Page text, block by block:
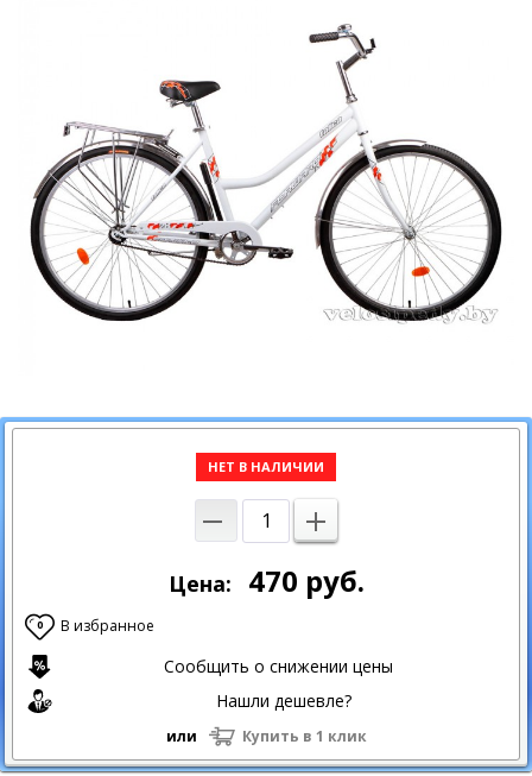
НЕТ В НАЛИЧИИ
Цена: 470 руб.
0 В избранное
Сообщить о снижении цены
Нашли дешевле?
или Купить в 1 клик